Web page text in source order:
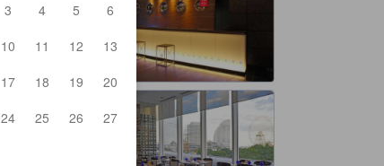
3 4 5
6
10 11 12
13
17 18 19
20
24 25 26
27